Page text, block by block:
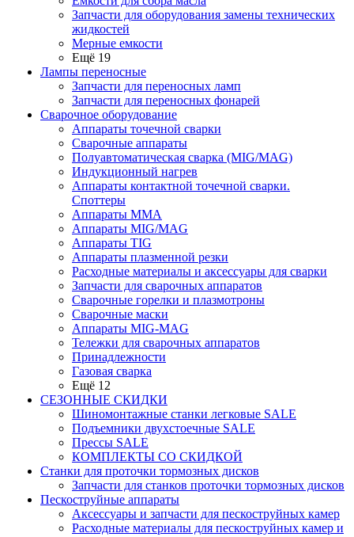
Запчасти для оборудования замены технических
жидкостей
Мерные емкости
Ещё 19
Лампы переносные
Запчасти для переносных ламп
Запчасти для переносных фонарей
Сварочное оборудование
Аппараты точечной сварки
Сварочные аппараты
Полуавтоматическая сварка (MIG/MAG)
Индукционный нагрев
Аппараты контактной точечной сварки.
Споттеры
Аппараты MMA
Аппараты MIG/MAG
Аппараты TIG
Аппараты плазменной резки
Расходные материалы и аксессуары для сварки
Запчасти для сварочных аппаратов
Сварочные горелки и плазмотроны
Сварочные маски
Аппараты MIG-MAG
Тележки для сварочных аппаратов
Принадлежности
Газовая сварка
Ещё 12
СЕЗОННЫЕ СКИДКИ
Шиномонтажные станки легковые SALE
Подъемники двухстоечные SALE
Прессы SALE
КОМПЛЕКТЫ СО СКИДКОЙ
Станки для проточки тормозных дисков
Запчасти для станков проточки тормозных дисков
Пескоструйные аппараты
Аксессуары и запчасти для пескоструйных камер
Расходные материалы для пескоструйных камер и